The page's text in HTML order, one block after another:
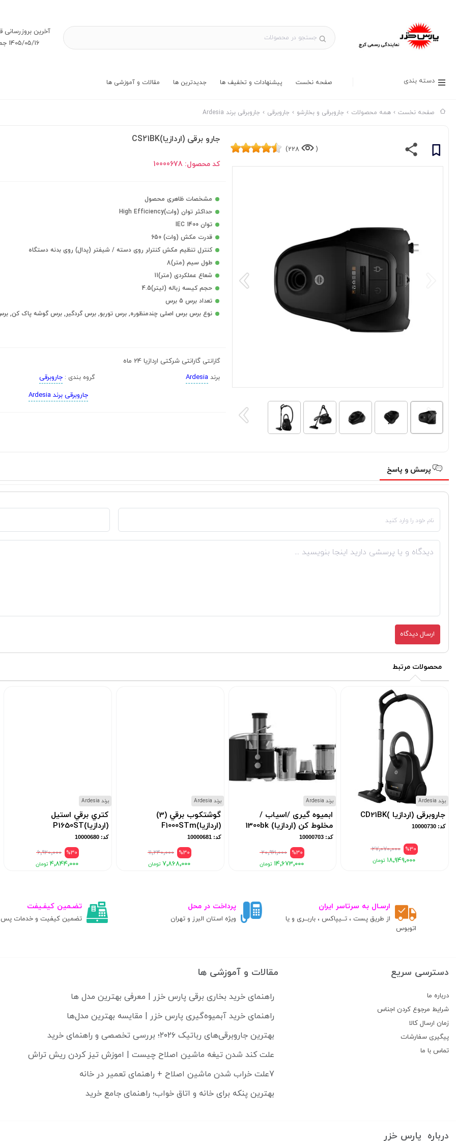
آخرین بروز‌رسانی
1405/05/16 جمعه
دسته بندی صفحه نخست پیشنهادات و تخفیف ها جدیدترین ها مقالات و آموزشی ها
صفحه نخست همه محصولات جاروبرقی و بخارشو جاروبرقی جاروبرقی برند Ardesia
(
228)
جارو برقی (اردازیا)CS21BK
کد محصول: 10000678
مشخصات ظاهری محصول
حداکثر توان (وات)High Efficiency
توان IEC 1400
قدرت مکش (وات) 650
کنترل تنظیم مکش کنترلر روی دسته / شیفتر (پدال) روی بدنه دستگاه
طول سیم (متر)8
شعاع عملکردی (متر)11
حجم کیسه زباله (لیتر)4.5
تعداد برس 5 برس
نوع برس برس اصلی چندمنظوره, برس توربو, برس گردگیر, برس گوشه پاک کن,
گارانتی گارانتی شرکتی اردازیا 24 ماه
برندArdesia گروه بندی :جاروبرقی
جاروبرقی برند Ardesia
پرسش و پاسخ
ارسال دیدگاه
محصولات مرتبط
برند Ardesia
جاروبرقی (اردازیا )CD21BK
کد: 10000730
%30 ۲۷٬۰۷۰٬۰۰۰
۱۸٬۹۴۹٬۰۰۰
برند Ardesia
ابمیوه گیری /اسیاب /
مخلوط کن (اردازیا) 1300bk
کد: 10000703
%30 ۲۰٬۹۶۱٬۰۰۰
۱۴٬۶۷۳٬۰۰۰
برند Ardesia
گوشتکوب برقي (3)
(اردازيا)F1000STm
کد: 10000681
%30 ۱۱٬۲۴۰٬۰۰۰
۷٬۸۶۸٬۰۰۰
برند Ardesia
کتري برقي استيل
(اردازيا)P1650ST
کد: 10000680
%30 ۶٬۹۲۰٬۰۰۰
۴٬۸۴۴٬۰۰۰
ارسـال به سرتاسر ایران
از طریق پست ، تــیپاکس ، باربــری و یا
اتوبوس
پرداخت در محل
ویژه استان البرز و تهران
تضـمین کیفـیفت
تضمین کیفیت و خدمات پس
دسترسی سریع
درباره ما
شرایط مرجوع کردن اجناس
زمان ارسال کالا
پیگیری سفارشات
تماس با ما
مقالات و آموزشی ها
راهنمای خرید بخاری برقی پارس خزر | معرفی بهترین مدل ها
راهنمای خرید آبمیوه‌گیری پارس خزر | مقایسه بهترین مدل‌ها
بهترین جاروبرقی‌های رباتیک ۲۰۲۶؛ بررسی تخصصی و راهنمای خرید
علت کند شدن تیغه ماشین اصلاح چیست | اموزش تیز کردن ریش تراش
7علت خراب شدن ماشین اصلاح + راهنمای تعمیر در خانه
بهترین پنکه برای خانه و اتاق خواب؛ راهنمای جامع خرید
درباره پارس خزر